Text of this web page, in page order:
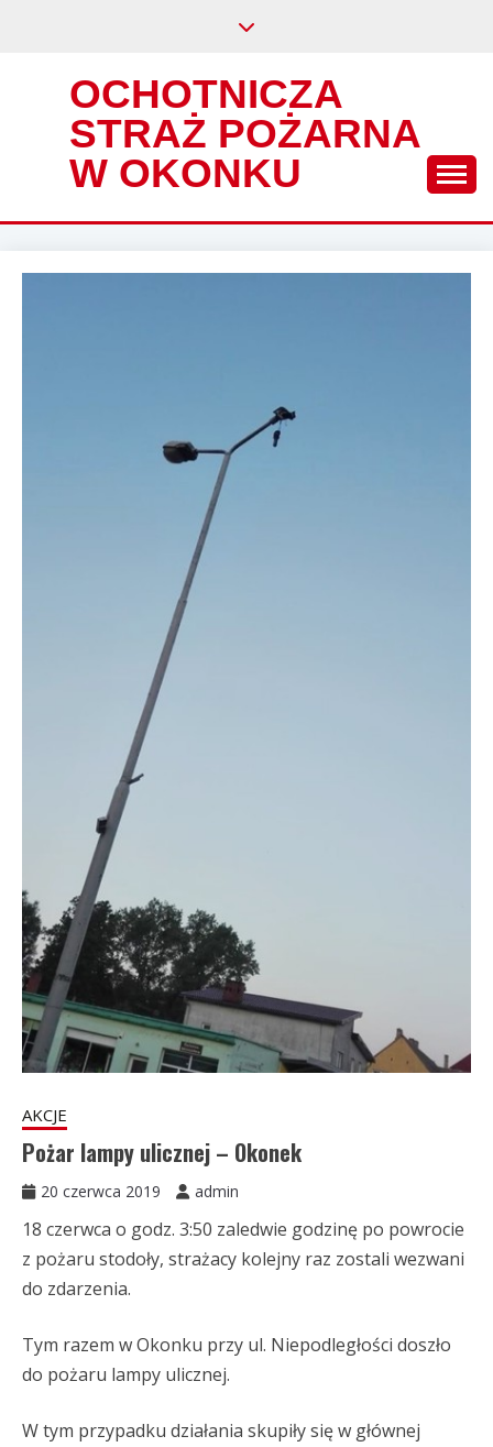
OCHOTNICZA
STRAŻ POŻARNA
W OKONKU
AKCJE
Pożar lampy ulicznej – Okonek
20 czerwca 2019 admin
18 czerwca o godz. 3:50 zaledwie godzinę po powrocie
z pożaru stodoły, strażacy kolejny raz zostali wezwani
do zdarzenia.
Tym razem w Okonku przy ul. Niepodległości doszło
do pożaru lampy ulicznej.
W tym przypadku działania skupiły się w głównej